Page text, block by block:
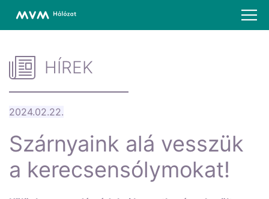
HÍREK
2024.02.22.
Szárnyaink alá vesszük
a kerecsensólymokat!